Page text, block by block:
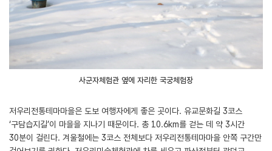
사군자체험관 옆에 자리한 국궁체험장
저우리전통테마마을은 도보 여행자에게 좋은 곳이다. 유교문화길 3코스
‘구담습지길’이 마을을 지나기 때문이다. 총 10.6km를 걷는 데 약 3시간
30분이 걸린다. 겨울철에는 3코스 전체보다 저우리전통테마마을 안쪽 구간만